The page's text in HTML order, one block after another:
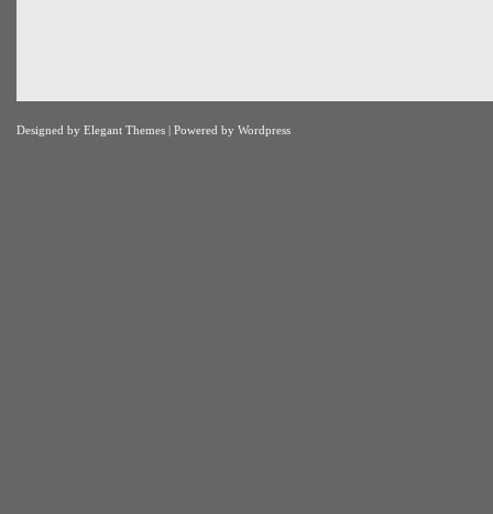
Designed by Elegant Themes | Powered by Wordpress